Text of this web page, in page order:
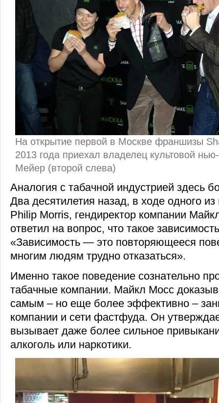
На открытие первой в Москве франшизы
2013 года приехал владелец культовой
Мейер (второй слева)
Аналогия с табачной индустрией здесь
Два десятилетия назад, в ходе одного
Philip Morris, гендиректор компании
ответил на вопрос, что такое
«Зависимость — это повторяющееся
многим людям трудно отказаться».
Именно такое поведение сознательно
табачные компании. Майкл Мосс
самым – но еще более эффективно –
компании и сети фастфуда. Он
вызывает даже более сильное
алкоголь или наркотики.